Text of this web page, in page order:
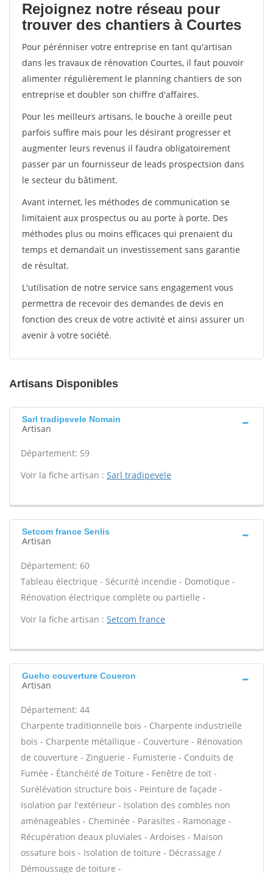
Rejoignez notre réseau pour
trouver des chantiers à Courtes
Pour pérénniser votre entreprise en tant qu'artisan
dans les travaux de rénovation Courtes, il faut pouvoir
alimenter régulièrement le planning chantiers de son
entreprise et doubler son chiffre d'affaires.
Pour les meilleurs artisans, le bouche à oreille peut
parfois suffire mais pour les désirant progresser et
augmenter leurs revenus il faudra obligatoirement
passer par un fournisseur de leads prospectsion dans
le secteur du bâtiment.
Avant internet, les méthodes de communication se
limitaient aux prospectus ou au porte à porte. Des
méthodes plus ou moins efficaces qui prenaient du
temps et demandait un investissement sans garantie
de résultat.
L'utilisation de notre service sans engagement vous
permettra de recevoir des demandes de devis en
fonction des creux de votre activité et ainsi assurer un
avenir à votre société.
Artisans Disponibles
Sarl tradipevele Nomain
Artisan
Département: 59
Voir la fiche artisan : Sarl tradipevele
Setcom france Senlis
Artisan
Département: 60
Tableau électrique - Sécurité incendie - Domotique -
Rénovation électrique complète ou partielle -
Voir la fiche artisan : Setcom france
Gueho couverture Coueron
Artisan
Département: 44
Charpente traditionnelle bois - Charpente industrielle
bois - Charpente métallique - Couverture - Rénovation
de couverture - Zinguerie - Fumisterie - Conduits de
Fumée - Étanchéité de Toiture - Fenêtre de toit -
Surélévation structure bois - Peinture de façade -
Isolation par l'extérieur - Isolation des combles non
aménageables - Cheminée - Parasites - Ramonage -
Récupération deaux pluviales - Ardoises - Maison
ossature bois - Isolation de toiture - Décrassage /
Démoussage de toiture -